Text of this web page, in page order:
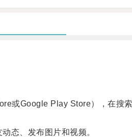
Google Play Store），在搜索
态、发布图片和视频。